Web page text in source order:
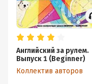
Английский за рулем.
Выпуск 1 (Beginner)
Коллектив авторов